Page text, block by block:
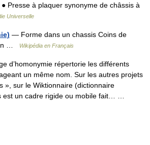
Presse à plaquer synonyme de châssis à
Universelle
— Forme dans un chassis Coins de
…
Wikipédia en Français
d’homonymie répertorie les différents
un même nom. Sur les autres projets
», sur le Wiktionnaire (dictionnaire
est un cadre rigide ou mobile fait… …